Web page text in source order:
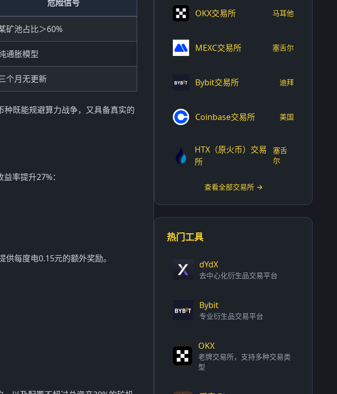
危险信号
矿池占比＞60%
通胀模型
个月无更新
既能规避算力战争，又具备真实的
率提升27%：
每度电0.15元的额外奖励。
OKX交易所 马耳他
MEXC交易所 塞舌尔
Bybit交易所 迪拜
Coinbase交易所 美国
HTX（原火币）交易
所
塞舌
尔
查看全部交易所 →
热门工具
dYdX
去中心化衍生品交易平台
Bybit
专业衍生品交易平台
OKX
老牌交易所，支持多种交易类
型